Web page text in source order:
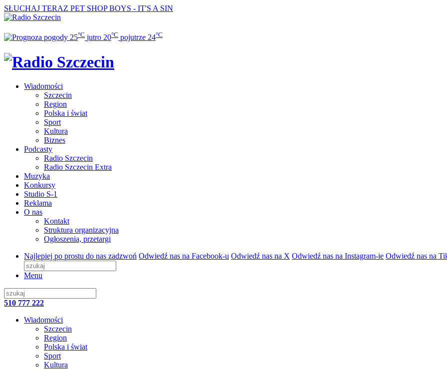
SŁUCHAJ TERAZ PET SHOP BOYS - IT'S A SIN
25°C jutro 20°C pojutrze 24°C
Wiadomości
Szczecin
Region
Polska i świat
Sport
Kultura
Biznes
Podcasty
Radio Szczecin
Radio Szczecin Extra
Muzyka
Konkursy
Studio S-1
Reklama
O nas
Kontakt
Struktura organizacyjna
Ogłoszenia, przetargi
Najlepiej po prostu do nas zadzwoń Odwiedź nas na Facebook-u Odwiedź nas na X Odwiedź nas na Instagram-ie Odwiedź nas na
Menu
510 777 222
Wiadomości
Szczecin
Region
Polska i świat
Sport
Kultura